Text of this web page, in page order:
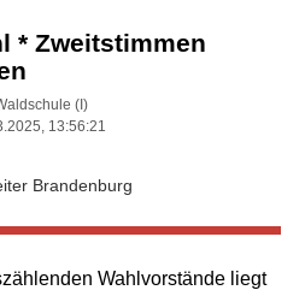
* Zweitstimmen
(I)
13:56:21
Brandenburg
Wahlvorstände liegt